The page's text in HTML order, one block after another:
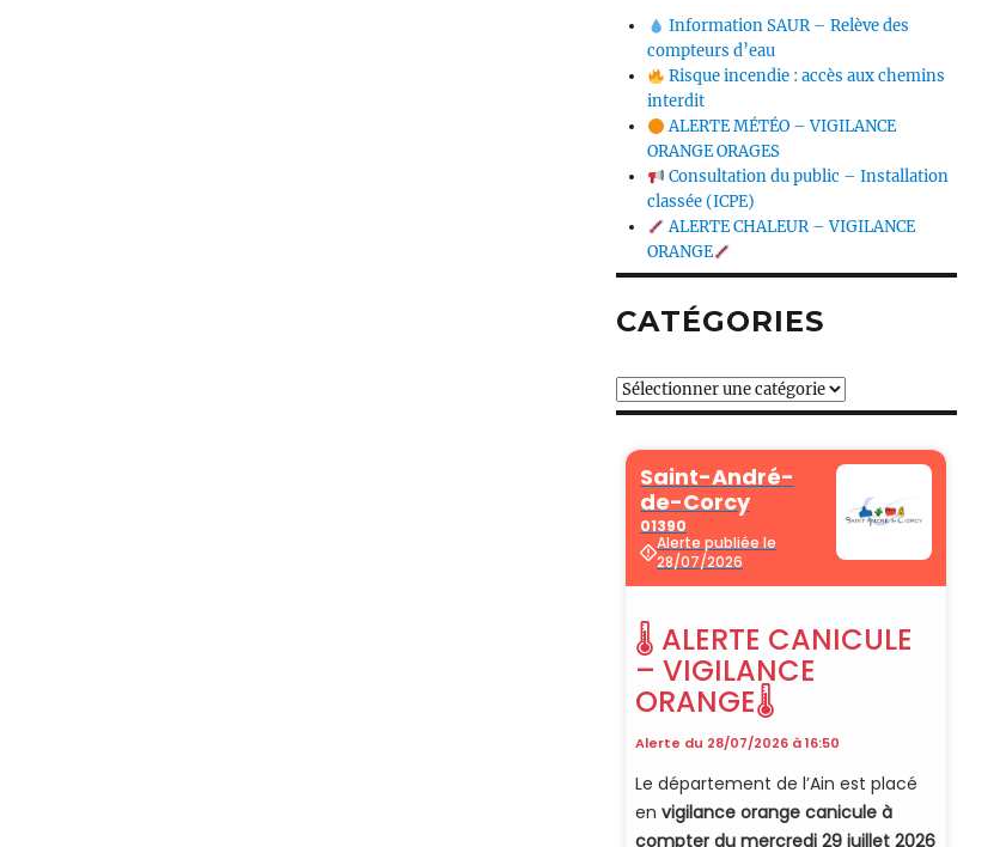
Information SAUR – Relève des
compteurs d’eau
Risque incendie : accès aux chemins
interdit
ALERTE MÉTÉO – VIGILANCE
ORANGE ORAGES
Consultation du public – Installation
classée (ICPE)
ALERTE CHALEUR – VIGILANCE
ORANGE
CATÉGORIES
Catégories